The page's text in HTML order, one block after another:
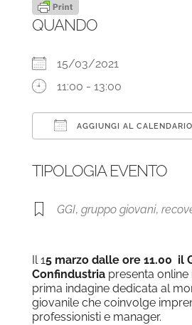
QUANDO
15/03/2021
11:00 - 13:00
AGGIUNGI AL CALENDARIO
TIPOLOGIA EVENTO
GGI, gruppo giovani,
Il 15 marzo dalle ore 11.00 il
Confindustriapresenta online
prima indagine dedicata al
giovanile che coinvolge
professionisti e manager.